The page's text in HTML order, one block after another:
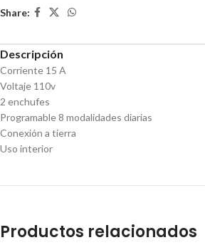
Share:
Descripción
Corriente 15 A
Voltaje 110v
2 enchufes
Programable 8 modalidades diarias
Conexión a tierra
Uso interior
Productos relacionados